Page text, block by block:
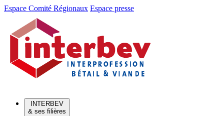
Aller
Aller
contenu
Espace Comité Régionaux Espace presse
INTERBEV
& ses filières